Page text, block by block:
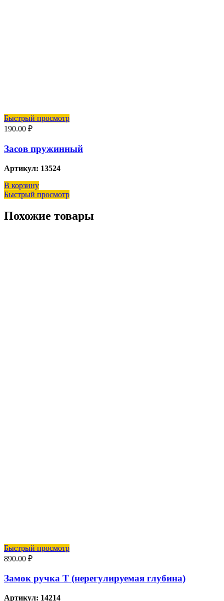
Быстрый просмотр
190.00 ₽
Засов пружинный
Артикул: 13524
В корзину
Быстрый просмотр
Похожие товары
Быстрый просмотр
890.00 ₽
Замок ручка Т (нерегулируемая глубина)
Артикул: 14214